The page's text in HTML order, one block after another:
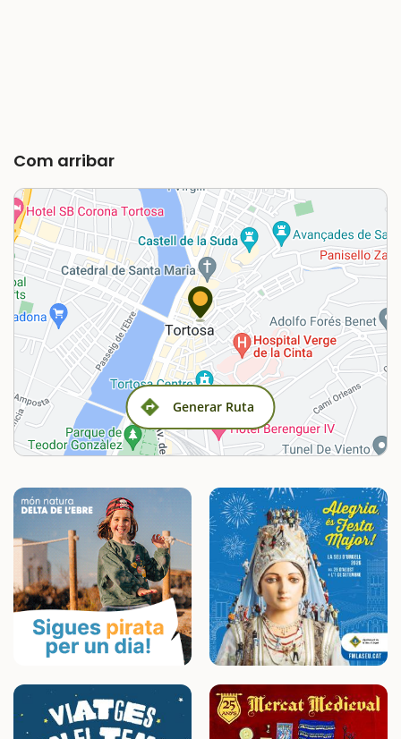
Com arribar
Generar Ruta